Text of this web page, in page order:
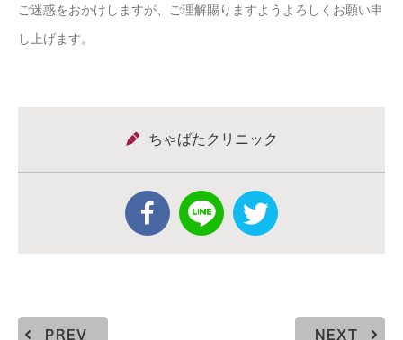
ご迷惑をおかけしますが、ご理解賜りますようよろしくお願い申
し上げます。
ちゃばたクリニック
PREV NEXT